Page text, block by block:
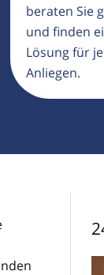
beraten Sie
und finden
Lösung für
Anliegen.